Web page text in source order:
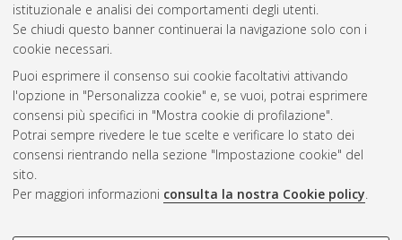
istituzionale e analisi dei comportamenti degli utenti.
Se chiudi questo banner continuerai la navigazione solo con i
cookie necessari.
Puoi esprimere il consenso sui cookie facoltativi attivando
l'opzione in "Personalizza cookie" e, se vuoi, potrai esprimere
consensi più specifici in "Mostra cookie di profilazione".
Potrai sempre rivedere le tue scelte e verificare lo stato dei
consensi rientrando nella sezione "Impostazione cookie" del
sito.
Per maggiori informazioni consulta la nostra Cookie policy.
Questa lista e' stata generata ilThu Aug 6 20:34:17 2026
CEST
Atom
Rss
2.0
AMS Acta
ISSN: 2038-7954
re3data.org -
doi.org/10.17616/R3P19R
Servizio implementato e
Impostazioni Cookie